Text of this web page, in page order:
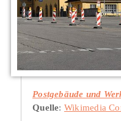
Postgebäude und
Quelle: Wikimedia